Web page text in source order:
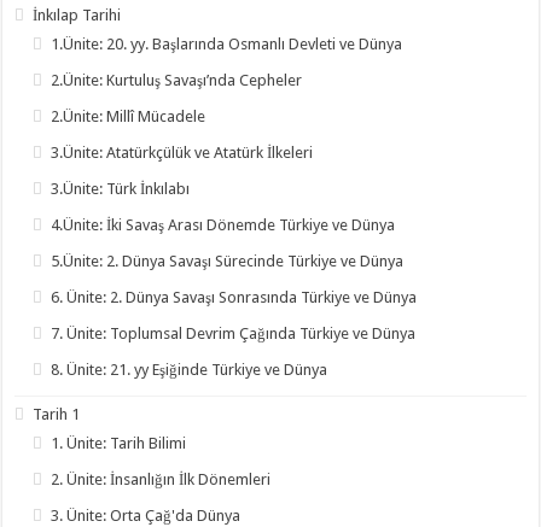
İnkılap Tarihi
1.Ünite: 20. yy. Başlarında Osmanlı Devleti ve Dünya
2.Ünite: Kurtuluş Savaşı’nda Cepheler
2.Ünite: Millî Mücadele
3.Ünite: Atatürkçülük ve Atatürk İlkeleri
3.Ünite: Türk İnkılabı
4.Ünite: İki Savaş Arası Dönemde Türkiye ve Dünya
5.Ünite: 2. Dünya Savaşı Sürecinde Türkiye ve Dünya
6. Ünite: 2. Dünya Savaşı Sonrasında Türkiye ve Dünya
7. Ünite: Toplumsal Devrim Çağında Türkiye ve Dünya
8. Ünite: 21. yy Eşiğinde Türkiye ve Dünya
Tarih 1
1. Ünite: Tarih Bilimi
2. Ünite: İnsanlığın İlk Dönemleri
3. Ünite: Orta Çağ'da Dünya